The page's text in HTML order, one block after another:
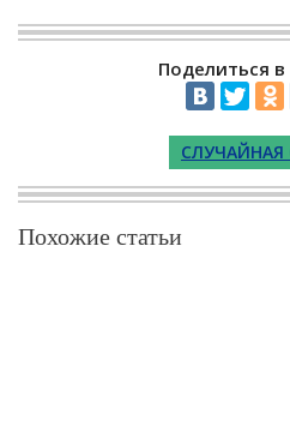
Поделиться в
СЛУЧАЙНАЯ
Похожие статьи